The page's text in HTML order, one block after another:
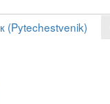
(Pytechestvenik)